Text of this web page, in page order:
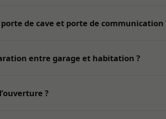
de cave et porte de communication
entre garage et habitation ?
?
Ils ne